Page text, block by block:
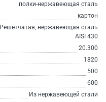
полки-нержавеющая сталь
картон
Решётчатая, нержавеющая сталь
AISI 430
20.300
1820
500
600
Из нержавеющей стали